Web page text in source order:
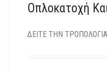
Οπλοκατοχή
ΔΕΙΤΕ ΤΗΝ